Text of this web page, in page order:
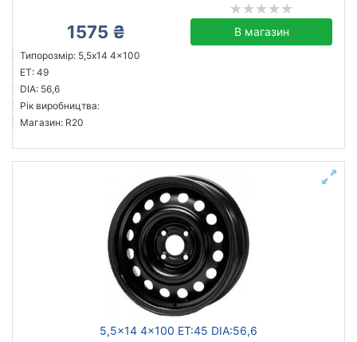
1575 ₴ В магазин
Типорозмір: 5,5x14 4x100
ET: 49
DIA: 56,6
Рік виробництва:
Магазин: R20
5,5x14 4x100 ET:45 DIA:56,6